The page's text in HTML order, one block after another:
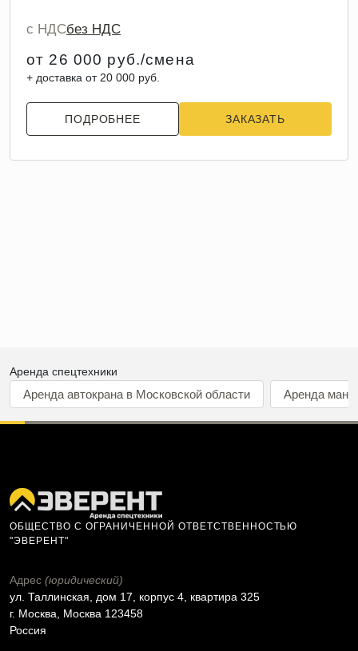
с НДСбез НДС
от 26 000 руб./смена
+ доставка от 20 000 руб.
ПОДРОБНЕЕ ЗАКАЗАТЬ
Аренда спецтехники
Аренда автокрана в Московской области Аренда
ОБЩЕСТВО С ОГРАНИЧЕННОЙ ОТВЕТСТВЕННОСТЬЮ
"ЭВЕРЕНТ"
Адрес (юридический)
ул. Таллинская, дом 17, корпус 4, квартира 325
г. Москва, Москва 123458
Россия